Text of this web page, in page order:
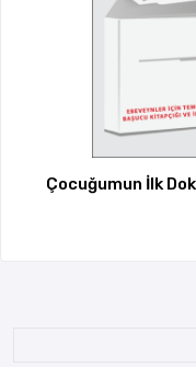
Çocuğumun İlk